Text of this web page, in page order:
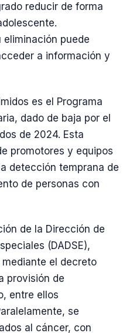
reducir de forma
eliminación puede
a información y
es el Programa
dado de baja por el
de 2024. Esta
promotores y equipos
detección temprana de
de personas con
de la Dirección de
(DADSE),
el decreto
provisión de
entre ellos
se
al cáncer, con